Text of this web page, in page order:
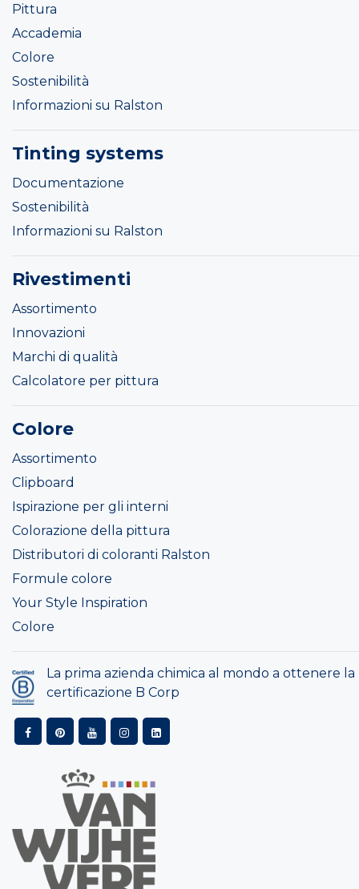
Pittura
Accademia
Colore
Sostenibilità
Informazioni su Ralston
Tinting systems
Documentazione
Sostenibilità
Informazioni su Ralston
Rivestimenti
Assortimento
Innovazioni
Marchi di qualità
Calcolatore per pittura
Colore
Assortimento
Clipboard
Ispirazione per gli interni
Colorazione della pittura
Distributori di coloranti Ralston
Formule colore
Your Style Inspiration
Colore
La prima azienda chimica al mondo a ottenere la
certificazione B Corp